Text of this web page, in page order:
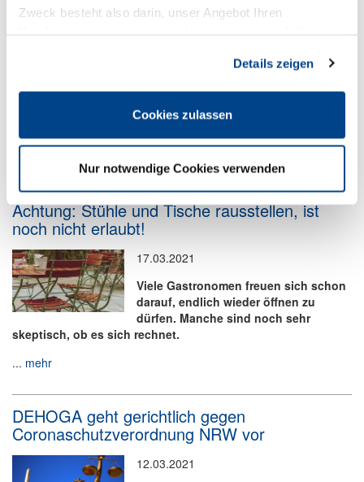
Zweck besteht also darin, unser Angebot Ihren
Details zeigen
Cookies zulassen
Nur notwendige Cookies verwenden
Seit dem 01.01.2020 gelten in
Deutschland die strengen Regeln der
Achtung: Stühle und Tische rausstellen, ist
noch nicht erlaubt!
17.03.2021
Viele Gastronomen freuen sich schon
darauf, endlich wieder öffnen zu
dürfen. Manche sind noch sehr
skeptisch, ob es sich rechnet.
... mehr
DEHOGA geht gerichtlich gegen
Coronaschutzverordnung NRW vor
12.03.2021